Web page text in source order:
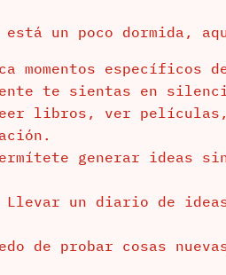
un poco dormida,
momentos
te sientas en
libros, ver
generar ideas
Llevar un diario de
de probar cosas